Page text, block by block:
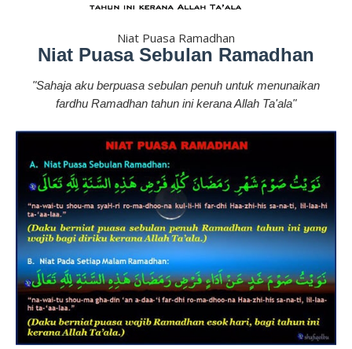
Niat Puasa Ramadhan
Niat Puasa Sebulan Ramadhan
"Sahaja aku berpuasa sebulan penuh untuk menunaikan
fardhu Ramadhan tahun ini kerana Allah Ta'ala"